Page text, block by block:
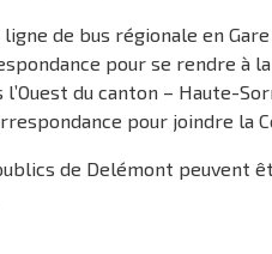
ligne de bus régionale en
pour se rendre à
du canton – Haute-
pour joindre la
de Delémont peuvent